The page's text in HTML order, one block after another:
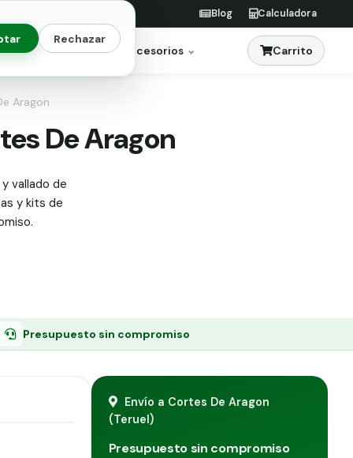
Rechazar
Blog Calculadora
Jardinería Accesorios Carrito
Aragon
De Aragon
vallado de
y kits de
Presupuesto sin compromiso
Envío a Cortes De Aragon
(Teruel)
Presupuesto sin compromiso